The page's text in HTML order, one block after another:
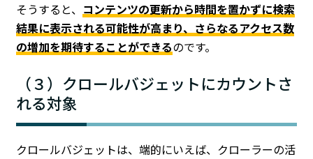
そうすると、 コンテンツの更新から時間を置かずに検索
結果に表示される可能性が高まり、さらなるアクセス数
の増加を期待することができるのです。
（３）クロールバジェットにカウントさ
れる対象
クロールバジェットは、端的にいえば、クローラーの活